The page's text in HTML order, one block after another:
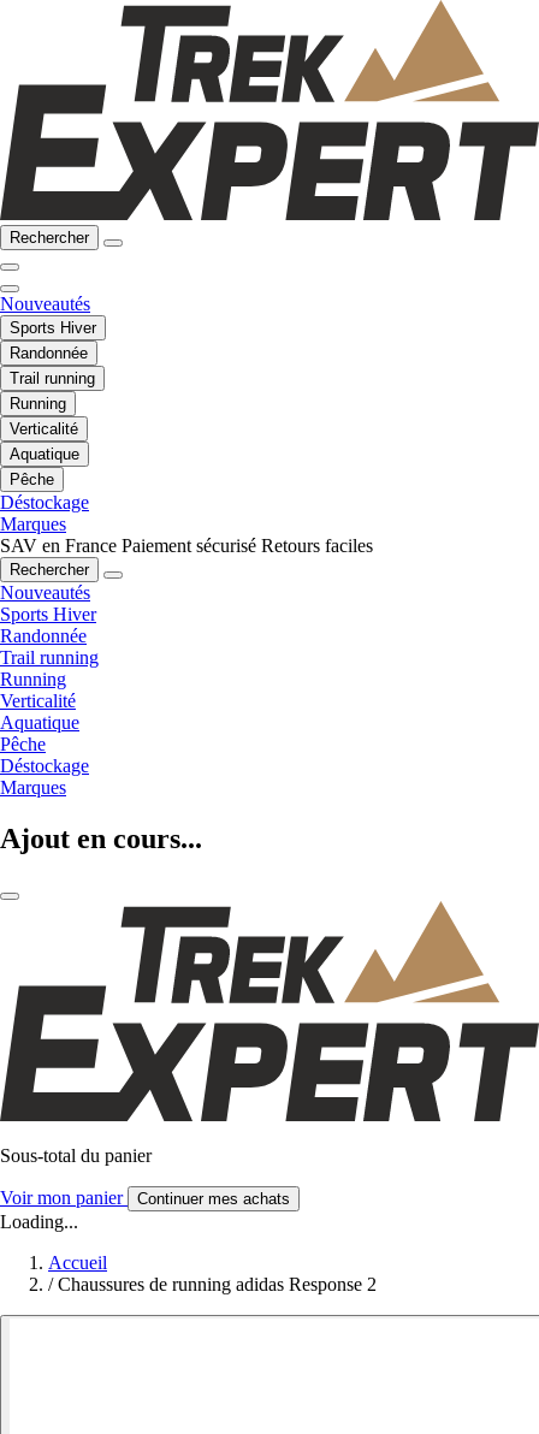
Rechercher
Nouveautés
Sports Hiver
Randonnée
Trail running
Running
Verticalité
Aquatique
Pêche
Déstockage
Marques
SAV en France Paiement sécurisé Retours faciles
Rechercher
Nouveautés
Sports Hiver
Randonnée
Trail running
Running
Verticalité
Aquatique
Pêche
Déstockage
Marques
Ajout en cours...
Sous-total du panier
Voir mon panier Continuer mes achats
Loading...
Accueil
/ Chaussures de running adidas Response 2